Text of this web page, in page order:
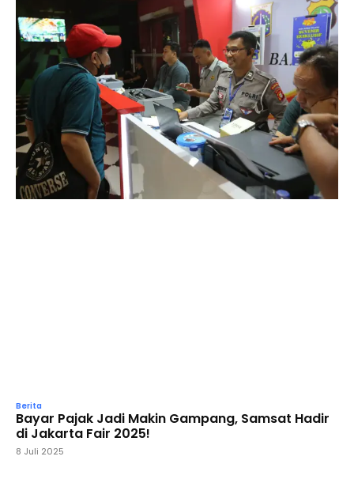
Berita
Bayar Pajak Jadi Makin Gampang, Samsat Hadir
di Jakarta Fair 2025!
8 Juli 2025